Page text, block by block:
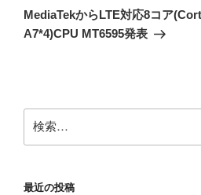
ゲ
ー
の
投
MediaTekからLTE対応8コア
A7*4)CPU MT6595発表
索:
最近の投稿